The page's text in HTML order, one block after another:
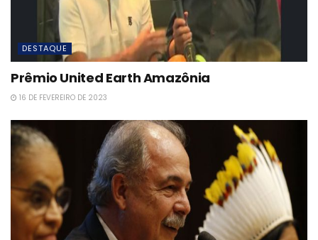
DESTAQUE
Prêmio United Earth Amazônia
16 DE FEVEREIRO DE 2023